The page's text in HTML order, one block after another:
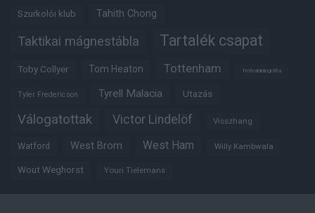
Szurkolói klub Tahith Chong
Taktikai mágnestábla Tartalék csapat
Toby Collyer Tom Heaton Tottenham Trófeabibliográfia
Tyler Fredericson Tyrell Malacia Utazás
Válogatottak Victor Lindelöf Visszhang
Watford West Brom West Ham Willy Kambwala
Wout Weghorst Youri Tielemans